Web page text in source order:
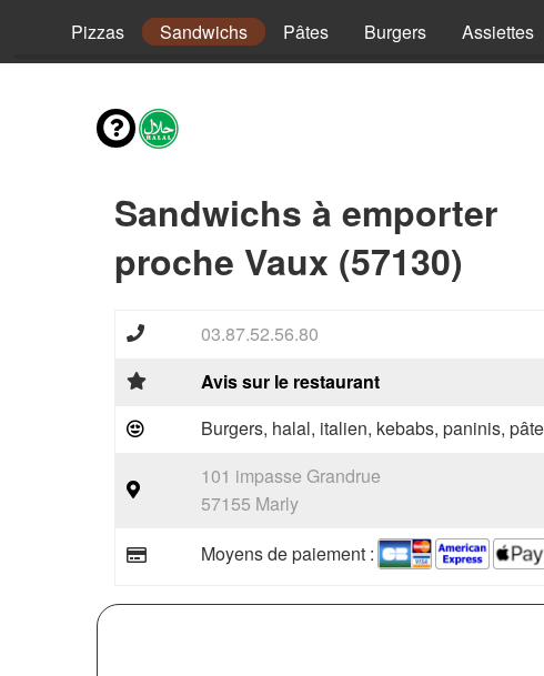
Pizzas Sandwichs Pâtes Burgers Assiettes
Sandwichs à emporter
proche Vaux (57130)
03.87.52.56.80
Avis sur le restaurant
Burgers, halal, italien, kebabs, paninis,
101 impasse Grandrue
57155 Marly
Moyens de paiement :